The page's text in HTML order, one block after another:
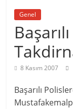
Karacabey'in
gözü,
dili…
Genel
8 Kasım 2007
Başarılı